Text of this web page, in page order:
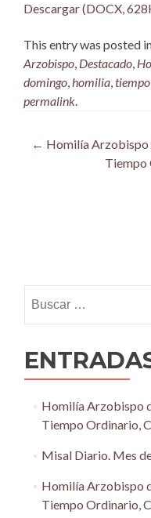
Descargar (DOCX,
This entry was posted
Arzobispo, Destacado,
domingo,homilia,
permalink.
Post
← Homilía Arzobispo
Tiempo
Homilía Arzobispo
Tiempo Ordinario,
Misal Diario. Mes
Homilía Arzobispo
Tiempo Ordinario,